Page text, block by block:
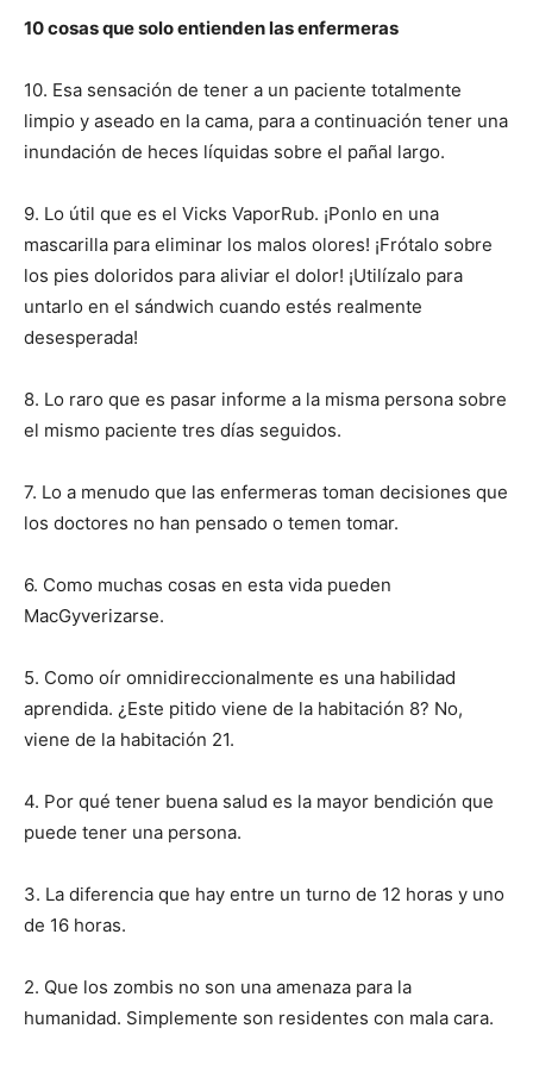
I WANT IN
10 cosas que solo entienden las enfermeras
10. Esa sensación de tener a un paciente totalmente
limpio y aseado en la cama, para a continuación tener una
inundación de heces líquidas sobre el pañal largo.
9. Lo útil que es el Vicks VaporRub. ¡Ponlo en una
mascarilla para eliminar los malos olores! ¡Frótalo sobre
los pies doloridos para aliviar el dolor! ¡Utilízalo para
untarlo en el sándwich cuando estés realmente
desesperada!
8. Lo raro que es pasar informe a la misma persona sobre
el mismo paciente tres días seguidos.
7. Lo a menudo que las enfermeras toman decisiones que
los doctores no han pensado o temen tomar.
6. Como muchas cosas en esta vida pueden
MacGyverizarse.
5. Como oír omnidireccionalmente es una habilidad
aprendida. ¿Este pitido viene de la habitación 8? No,
viene de la habitación 21.
4. Por qué tener buena salud es la mayor bendición que
puede tener una persona.
3. La diferencia que hay entre un turno de 12 horas y uno
de 16 horas.
2. Que los zombis no son una amenaza para la
humanidad. Simplemente son residentes con mala cara.